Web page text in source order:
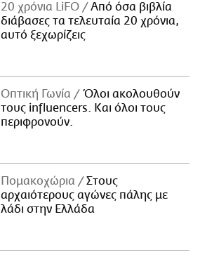
20 χρόνια LiFO
Από όσα βιβλία
διάβασες τα τελευταία 20 χρόνια,
αυτό ξεχωρίζεις
Οπτική Γωνία
Όλοι ακολουθούν
τους influencers. Και όλοι τους
περιφρονούν.
Πομακοχώρια
Στους
αρχαιότερους αγώνες πάλης με
λάδι στην Ελλάδα